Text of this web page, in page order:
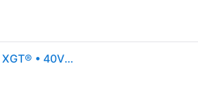
Makita Akku-Kapp- und Gehrungssäge LS003GZ01 XGT® • 40Vmax • 305 mm • 3.600 min?¹